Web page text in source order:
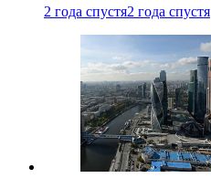
2 года спустя2 года спустя